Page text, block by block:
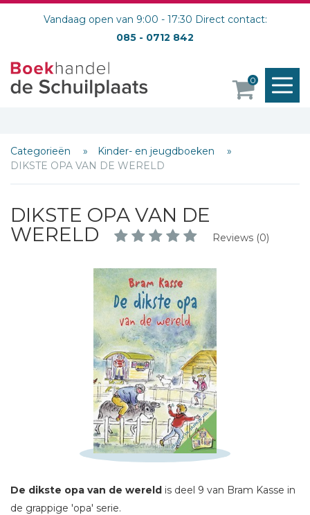
Vandaag open van 9:00 - 17:30 Direct contact:
085 - 0712 842
0
Categorieën
Kinder- en jeugdboeken
DIKSTE OPA VAN DE WERELD
DIKSTE OPA VAN DE
WERELD
Reviews (0)
De dikste opa van de wereld is deel 9 van Bram Kasse in
de grappige 'opa' serie.
Schrijf hieronder je review!